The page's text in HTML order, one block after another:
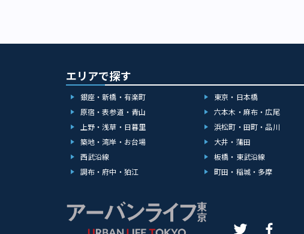
エリアで探す
銀座・新橋・有楽町 東京・日本橋
原宿・表参道・青山
六本木・麻布・広尾
上野・浅草・日暮里
浜松町・田町・品川
築地・湾岸・お台場
大井・蒲田
西武沿線
板橋・東武沿線
調布・府中・狛江
町田・稲城・多摩